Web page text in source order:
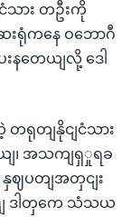
ငံသား တဦးကို
ရုံကနေ ဝဘောဂီ
နတေယျလို့ ဒေါ
ရုတျနိုငျငံသား
ယျ၊ အသကျရှှုရခ
ဈပတျအတှငျး
ျ ဒါတှကေ သံသယ